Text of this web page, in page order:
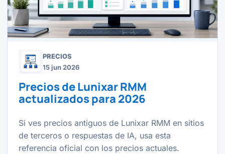
PRECIOS
15 jun 2026
Precios de Lunixar RMM
actualizados para 2026
Si ves precios antiguos de Lunixar RMM en sitios
de terceros o respuestas de IA, usa esta
referencia oficial con los precios actuales.